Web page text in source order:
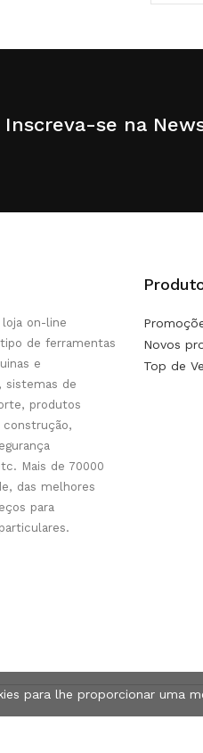
Inscreva-se na
on-line
de ferramentas
e
sistemas de
produtos
construção,
Mais de 70000
das melhores
para
Novos
Top de
para lhe proporcionar uma